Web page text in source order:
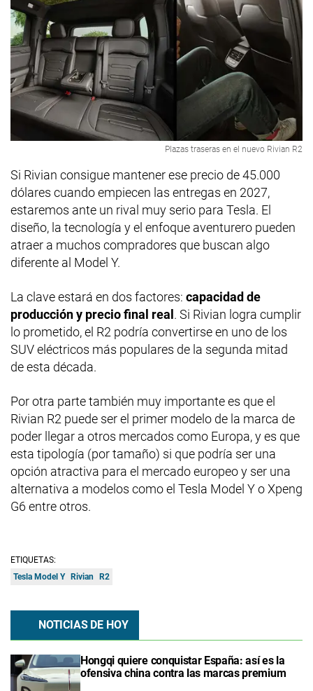
Plazas traseras en el nuevo Rivian R2
Si Rivian consigue mantener ese precio de 45.000
dólares cuando empiecen las entregas en 2027,
estaremos ante un rival muy serio para Tesla. El
diseño, la tecnología y el enfoque aventurero pueden
atraer a muchos compradores que buscan algo
diferente al Model Y.
La clave estará en dos factores: capacidad de
producción y precio final real. Si Rivian logra cumplir
lo prometido, el R2 podría convertirse en uno de los
SUV eléctricos más populares de la segunda mitad
de esta década.
Por otra parte también muy importante es que el
Rivian R2 puede ser el primer modelo de la marca de
poder llegar a otros mercados como Europa, y es que
esta tipología (por tamaño) si que podría ser una
opción atractiva para el mercado europeo y ser una
alternativa a modelos como el Tesla Model Y o Xpeng
G6 entre otros.
ETIQUETAS:
Tesla Model Y Rivian R2
NOTICIAS DE HOY
Hongqi quiere conquistar España: así es la
ofensiva china contra las marcas premium